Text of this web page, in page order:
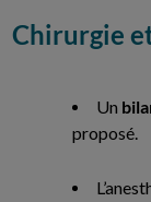
Chirurgie
Un
proposé.